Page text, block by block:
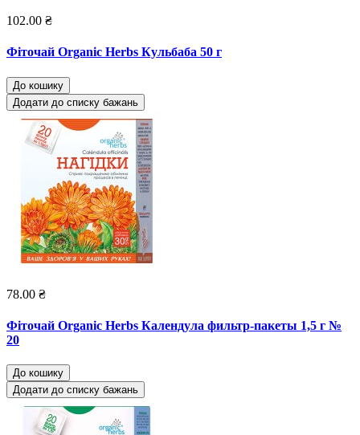
102.00 ₴
Фіточай Organic Herbs Кульбаба 50 г
До кошику
Додати до списку бажань
78.00 ₴
Фіточай Organic Herbs Календула фильтр-пакеты 1,5 г №
20
До кошику
Додати до списку бажань